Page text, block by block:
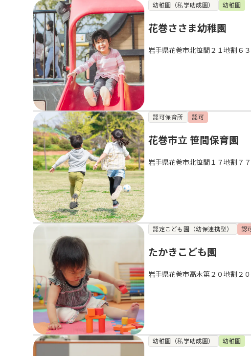
幼稚園（私学助成園） 幼稚園
花巻ささま幼稚園
岩手県花巻市北笹間２１地割６３
認可保育所 認可
花巻市立 笹間保育園
岩手県花巻市北笹間１７地割７７
認定こども園（幼保連携型） 認
たかきこども園
岩手県花巻市高木第２０地割２
幼稚園（私学助成園） 幼稚園